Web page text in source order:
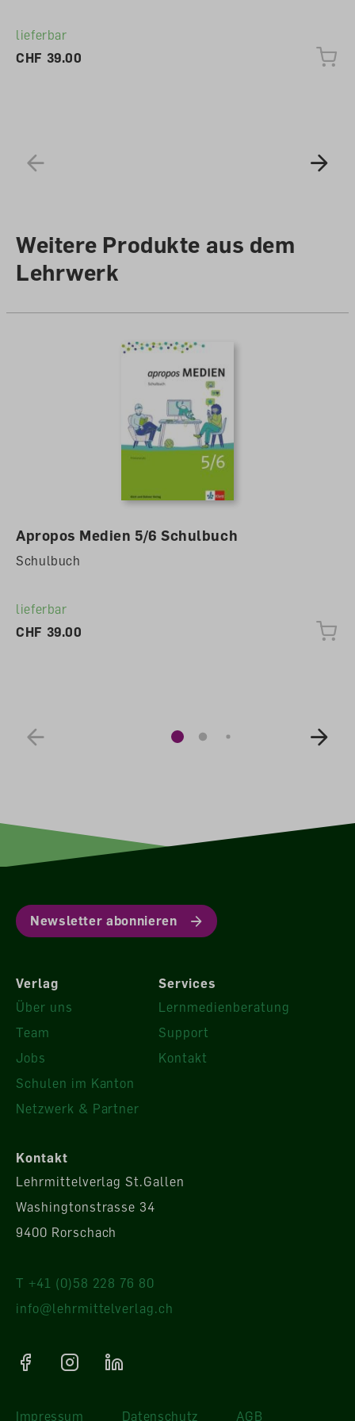
lieferbar
CHF 39.00
Weitere Produkte aus dem
Lehrwerk
Apropos Medien 5/6 Schulbuch
Schulbuch
lieferbar
CHF 39.00
Newsletter abonnieren
Verlag
Über uns
Team
Jobs
Schulen im Kanton
Netzwerk & Partner
Services
Lernmedienberatung
Support
Kontakt
Kontakt
Lehrmittelverlag St.Gallen
Washingtonstrasse 34
9400 Rorschach
T +41 (0)58 228 76 80
info@lehrmittelverlag.ch
Impressum Datenschutz AGB